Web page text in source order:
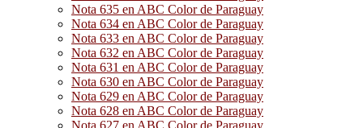
Nota 635 en ABC Color de Paraguay
Nota 634 en ABC Color de Paraguay
Nota 633 en ABC Color de Paraguay
Nota 632 en ABC Color de Paraguay
Nota 631 en ABC Color de Paraguay
Nota 630 en ABC Color de Paraguay
Nota 629 en ABC Color de Paraguay
Nota 628 en ABC Color de Paraguay
Nota 627 en ABC Color de Paraguay